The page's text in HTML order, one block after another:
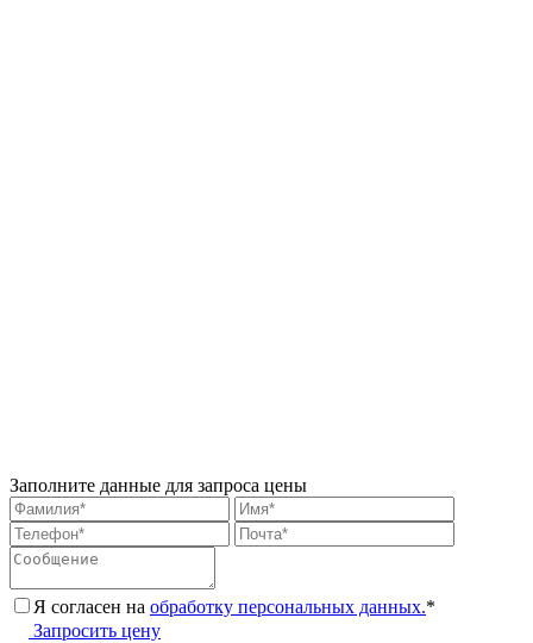
Заполните данные для запроса цены
Я согласен на обработку персональных данных.*
Запросить цену